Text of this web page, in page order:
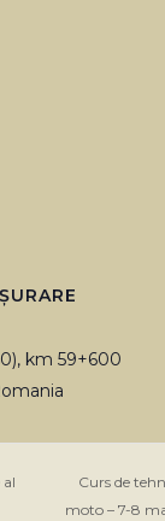
km 59+600
al
Curs de
moto – 7-8